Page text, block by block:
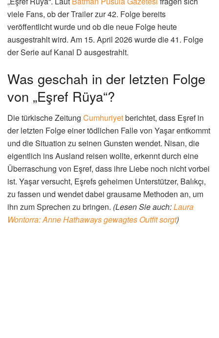
viele Fans, ob der Trailer zur 42. Folge bereits
veröffentlicht wurde und ob die neue Folge heute
ausgestrahlt wird. Am 15. April 2026 wurde die 41. Folge
der Serie auf Kanal D ausgestrahlt.
Was geschah in der letzten Folge
von „Eşref Rüya“?
Die türkische Zeitung Cumhuriyetberichtet, dass Eşref in
der letzten Folge einer tödlichen Falle von Yaşar entkommt
und die Situation zu seinen Gunsten wendet. Nisan, die
eigentlich ins Ausland reisen wollte, erkennt durch eine
Überraschung von Eşref, dass ihre Liebe noch nicht vorbei
ist. Yaşar versucht, Eşrefs geheimen Unterstützer, Balıkçı,
zu fassen und wendet dabei grausame Methoden an, um
ihn zum Sprechen zu bringen. (Lesen Sie auch:Laura
Wontorra: Anne Hathaways gewagtes Outfit sorgt)